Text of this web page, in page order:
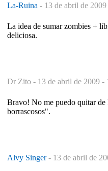
La-Ruina - 13 de abril de
La idea de sumar zombies +
deliciosa.
Dr Zito - 13 de abril de 2009 -
Bravo! No me puedo quitar
borrascosos".
Alvy Singer- 13 de abril de